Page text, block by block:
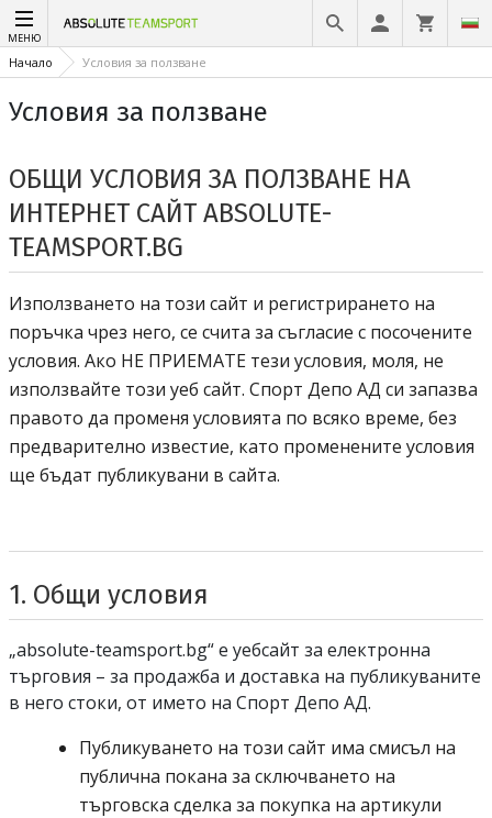
МЕНЮ
Начало Условия за ползване
Условия за ползване
ОБЩИ УСЛОВИЯ ЗА ПОЛЗВАНЕ НА
ИНТЕРНЕТ САЙТABSOLUTE-
TEAMSPORT.BG
Използването на този сайт и регистрирането на
поръчка чрез него, се счита за съгласие с посочените
условия. Ако НЕ ПРИЕМАТЕ тези условия, моля, не
използвайте този уеб сайт. Спорт Депо АД Спорт депо
си запазва
правото да променя условията по всяко време, без
предварително известие, като променените условия
ще бъдат публикувани в сайта.
1. Общи условия
„absolute-teamsport.bg“ е уебсайт за електронна
търговия – за продажба и доставка на публикуваните
в него стоки, от името на Спорт Депо АДСпорт депо А
.
Публикуването на този сайт има смисъл на
публична покана за сключването на
търговска сделка за покупка на артикули